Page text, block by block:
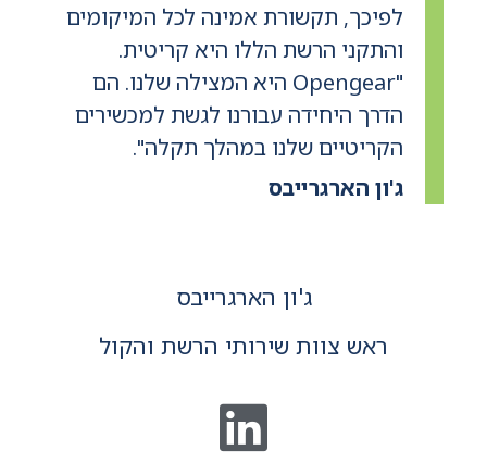
לפיכך, תקשורת אמינה לכל המיקומים
והתקני הרשת הללו היא קריטית.
"Opengear היא המצילה שלנו. הם
הדרך היחידה עבורנו לגשת למכשירים
הקריטיים שלנו במהלך תקלה".
ג'ון הארגרייבס
ג'ון הארגרייבס
ראש צוות שירותי הרשת והקול